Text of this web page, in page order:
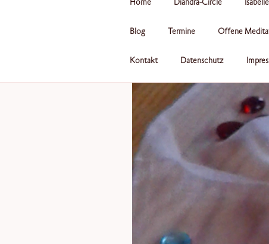
Home Diandra-Circle
Blog Termine Offene
Kontakt Datenschutz